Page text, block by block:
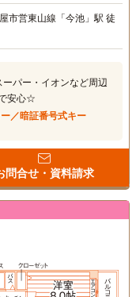
市営東山線「今池」駅 徒
パー・イオンなど周辺
安心☆
／暗証番号式キー
問合せ・資料請求